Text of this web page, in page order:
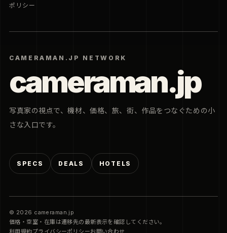
CAMERAMAN.JP NETWORK
cameraman.jp
写真家の視点で、機材、価格、旅、街、作品をつなぐための小
さな入口です。
SPECS DEALS HOTELS
ポリシー
© 2026 cameraman.jp
価格・空室・在庫は遷移先の最新表示を確認してください。